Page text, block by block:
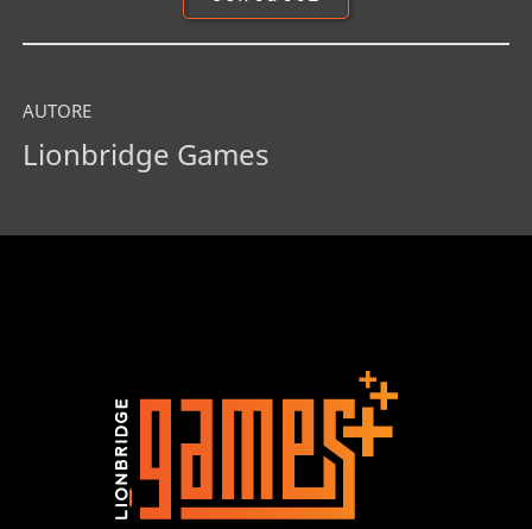
AUTORE
Lionbridge Games